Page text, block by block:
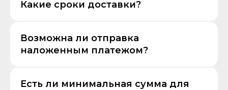
Какие сроки доставки?
Возможна ли отправка
наложенным платежом?
Есть ли минимальная сумма для